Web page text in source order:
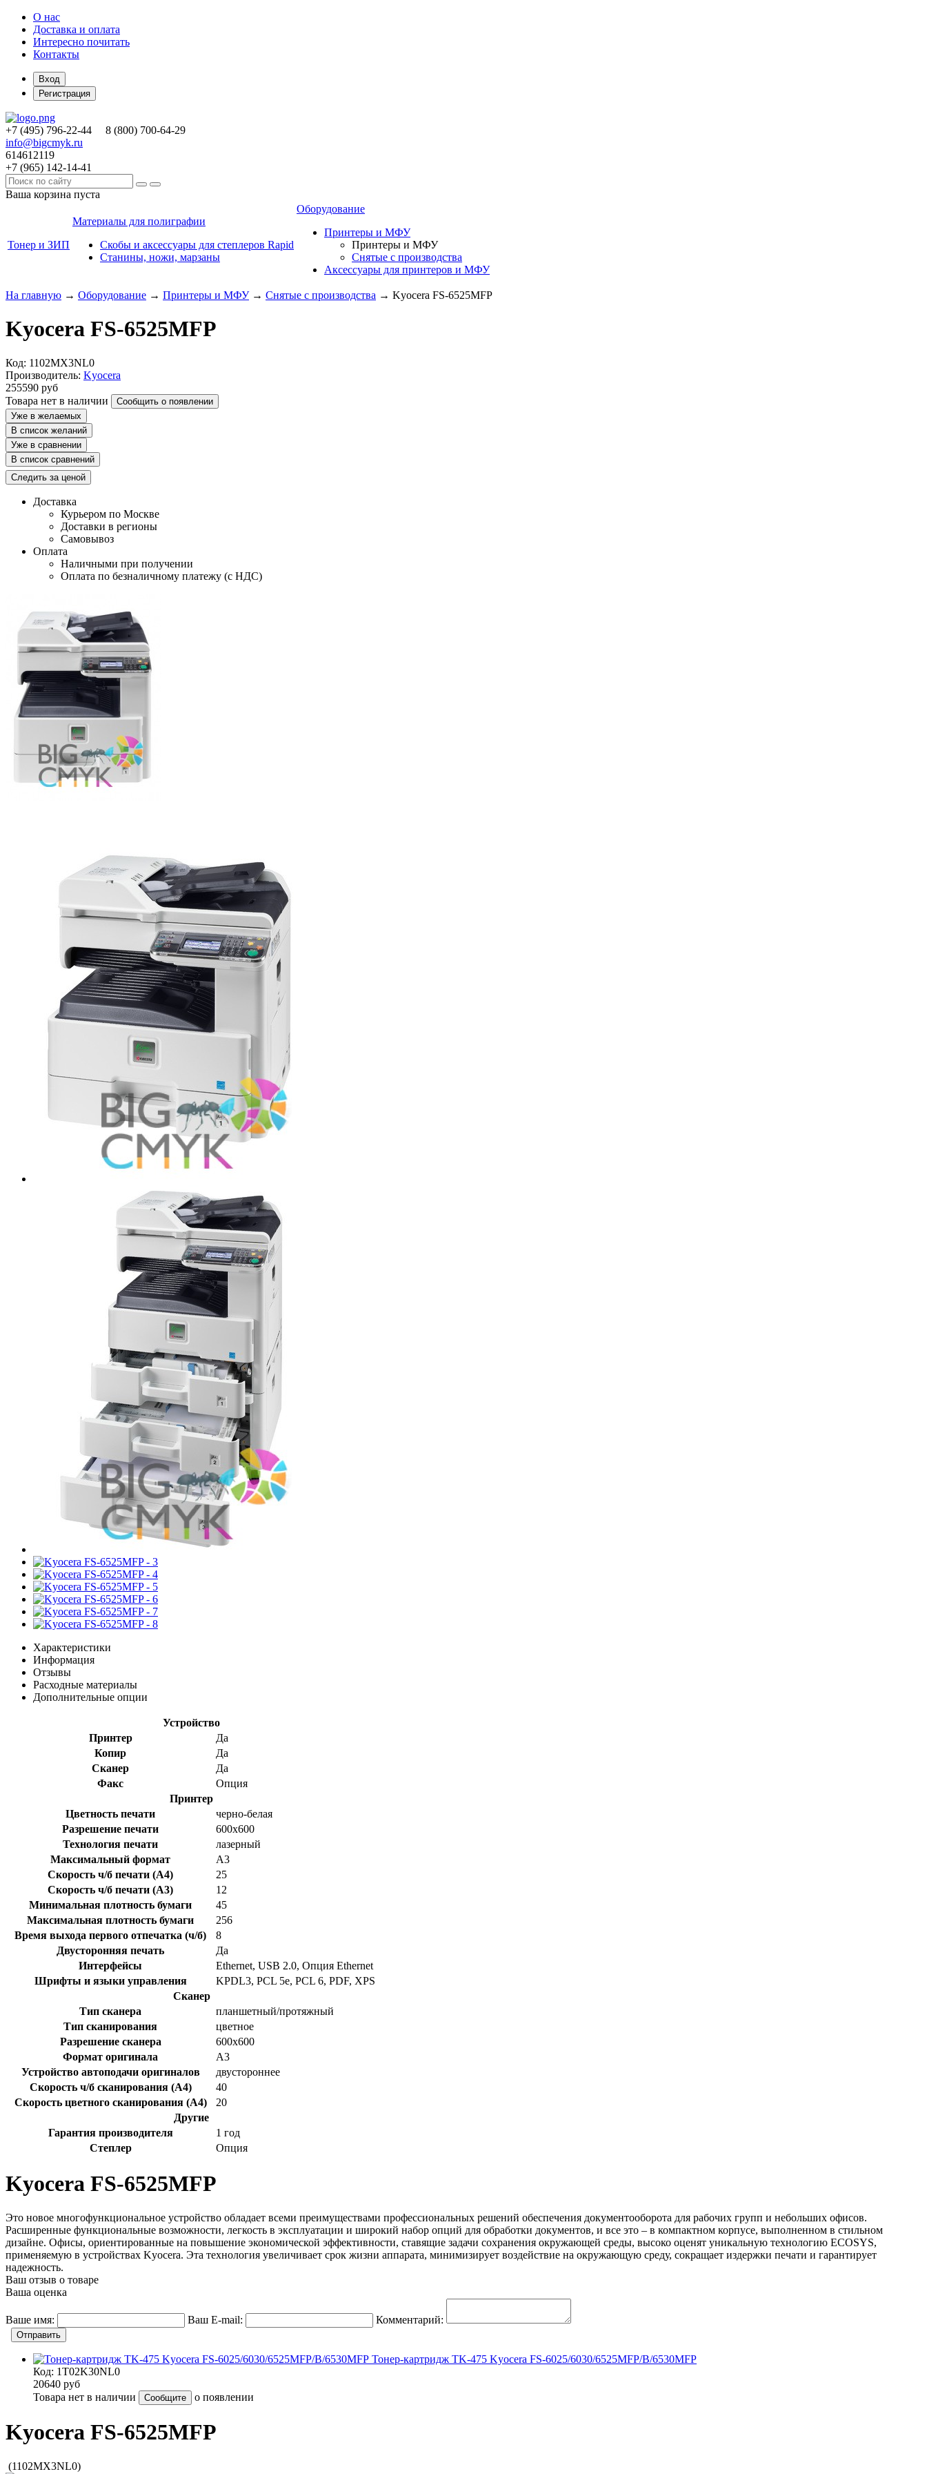
О нас
Доставка и оплата
Интересно почитать
Контакты
Вход
Регистрация
+7 (495) 796-22-44 8 (800) 700-64-29
info@bigcmyk.ru
614612119
+7 (965) 142-14-41
Ваша корзина пуста
Тонер и ЗИП
Материалы для полиграфии
Скобы и аксессуары для степлеров Rapid
Станины, ножи, марзаны
Оборудование
Принтеры и МФУ
Принтеры и МФУ
Снятые с производства
Аксессуары для принтеров и МФУ
На главную → Оборудование → Принтеры и МФУ→ Снятые с производства → Kyocera FS-6525MFP
Kyocera FS-6525MFP
Код: 1102MX3NL0
Производитель: Kyocera
255590 руб
Товара нет в наличии
Сообщить о появлении
Уже в желаемых
В список желаний
Уже в сравнении
В список сравнений
Следить за ценой
Доставка
Курьером по Москве
Доставки в регионы
Самовывоз
Оплата
Наличными при получении
Оплата по безналичному платежу (с НДС)
Характеристики
Информация
Отзывы
Раcходные материалы
Дополнительные опции
Устройство
Принтер
Да
Копир
Да
Сканер
Да
Факс
Опция
Принтер
Цветность печати
черно-белая
Разрешение печати
600x600
Технология печати
лазерный
Максимальный формат
A3
Скорость ч/б печати (A4)
25
Скорость ч/б печати (A3)
12
Минимальная плотность бумаги
45
Максимальная плотность бумаги
256
Время выхода первого отпечатка (ч/б)
8
Двусторонняя печать
Да
Интерфейсы
Ethernet, USB 2.0, Опция Ethernet
Шрифты и языки управления
KPDL3, PCL 5e, PCL 6, PDF, XPS
Сканер
Тип сканера
планшетный/протяжный
Тип сканирования
цветное
Разрешение сканера
600x600
Формат оригинала
А3
Устройство автоподачи оригиналов
двустороннее
Скорость ч/б сканирования (A4)
40
Скорость цветного сканирования (A4)
20
Другие
Гарантия производителя
1 год
Степлер
Опция
Kyocera FS-6525MFP
Это новое многофункциональное устройство обладает всеми преимуществами профессиональных решений обеспечения документооборота для рабочих групп и небольших офисов.
Расширенные функциональные возможности, легкость в эксплуатации и широкий набор опций для обработки документов, и все это – в компактном корпусе, выполненном в стильном
дизайне. Офисы, ориентированные на повышение экономической эффективности, ставящие задачи сохранения окружающей среды, высоко оценят уникальную технологию ECOSYS,
применяемую в устройствах Kyocera. Эта технология увеличивает срок жизни аппарата, минимизирует воздействие на окружающую среду, сокращает издержки печати и гарантирует
надежность.
Ваш отзыв о товаре
Ваша оценка
Ваше имя: Ваш E-mail: Комментарий:
Отправить
Тонер-картридж TK-475 Kyocera FS-6025/6030/6525MFP/B/6530MFP
Код: 1T02K30NL0
20640 руб
Товара нет в наличии
Сообщите о появлении
Kyocera FS-6525MFP
(1102MX3NL0)